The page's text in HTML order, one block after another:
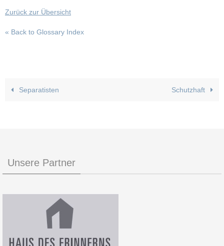
Zurück zur Übersicht
« Back to Glossary Index
Separatisten Schutzhaft
Unsere Partner